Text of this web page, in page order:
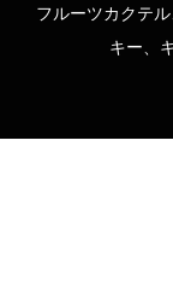
フルーツカクテ
キー、